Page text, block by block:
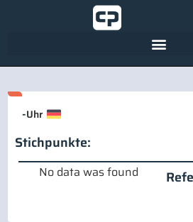
-Uhr
Stichpunkte:
No data was found